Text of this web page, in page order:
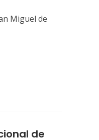
Miguel de
de